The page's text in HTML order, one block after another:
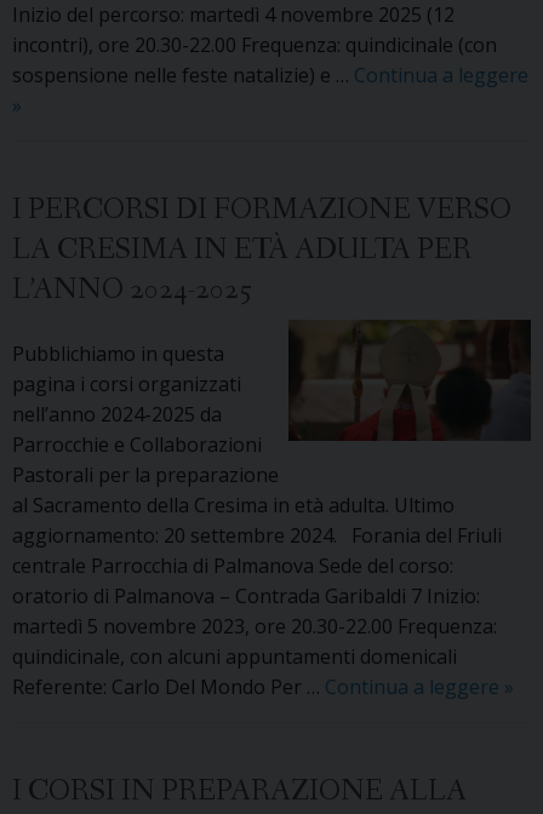
Inizio del percorso: martedì 4 novembre 2025 (12
incontri), ore 20.30-22.00 Frequenza: quindicinale (con
sospensione nelle feste natalizie) e … Continua a leggere
Cresima
adulta,
i
corsi
dell’anno
2026
»
I PERCORSI DI FORMAZIONE VERSO
LA CRESIMA IN ETÀ ADULTA PER
L’ANNO 2024-2025
Pubblichiamo in questa
pagina i corsi organizzati
nell’anno 2024-2025 da
Parrocchie e Collaborazioni
Pastorali per la preparazione
al Sacramento della Cresima in età adulta. Ultimo
aggiornamento: 20 settembre 2024. Forania del Friuli
centrale Parrocchia di Palmanova Sede del corso:
oratorio di Palmanova – Contrada Garibaldi 7 Inizio:
martedì 5 novembre 2023, ore 20.30-22.00 Frequenza:
quindicinale, con alcuni appuntamenti domenicali
Referente: Carlo Del Mondo Per … Continua a leggere I»
I CORSI IN PREPARAZIONE ALLA